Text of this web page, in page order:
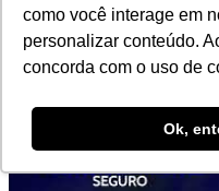
como você interage em
personalizar conteúdo.
concorda com o uso de
Ok,